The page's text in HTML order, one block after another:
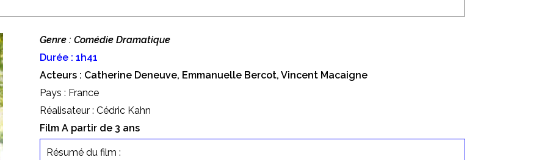
Genre : Comédie Dramatique
Durée : 1h41
Acteurs : Catherine Deneuve, Emmanuelle Bercot, Vincent Macaigne
Pays : France
Réalisateur : Cédric Kahn
Film A partir de 3 ans
Résumé du film :